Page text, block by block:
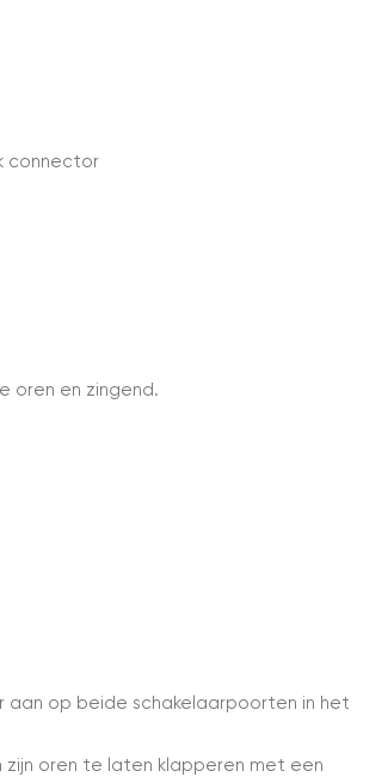
connector
oren en zingend.
aan op beide schakelaarpoorten in het
zijn oren te laten klapperen met een